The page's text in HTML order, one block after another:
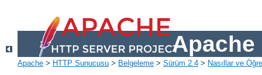
Apache
Apache > HTTP Sunucusu > Belgeleme > Sürüm 2.4 > Nasıllar ve